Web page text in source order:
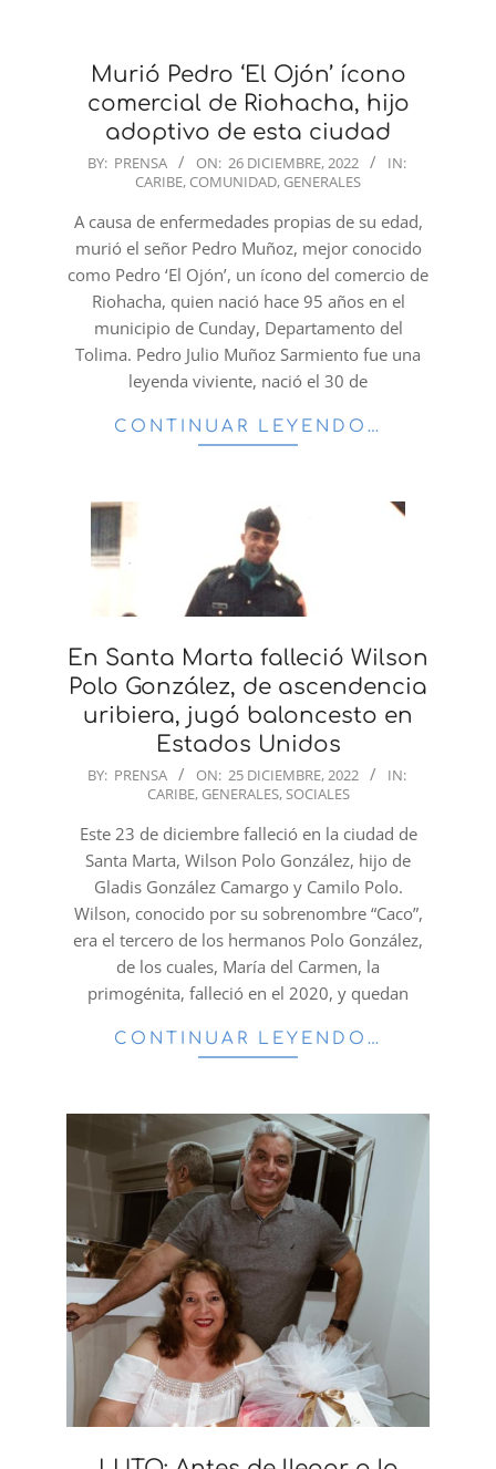
Murió Pedro ‘El Ojón’ ícono
comercial de Riohacha, hijo
adoptivo de esta ciudad
2022-
26
BY: PRENSA ON: 26 DICIEMBRE, 2022
IN:
CARIBE, COMUNIDAD, GENERALES
A causa de enfermedades propias de su edad,
murió el señor Pedro Muñoz, mejor conocido
como Pedro ‘El Ojón’, un ícono del comercio de
Riohacha, quien nació hace 95 años en el
municipio de Cunday, Departamento del
Tolima. Pedro Julio Muñoz Sarmiento fue una
leyenda viviente, nació el 30 de
CONTINUAR LEYENDO…
En Santa Marta falleció Wilson
Polo González, de ascendencia
uribiera, jugó baloncesto en
Estados Unidos
2022-
25
BY: PRENSA ON: 25 DICIEMBRE, 2022
IN:
CARIBE, GENERALES,SOCIALES
Este 23 de diciembre falleció en la ciudad de
Santa Marta, Wilson Polo González, hijo de
Gladis González Camargo y Camilo Polo.
Wilson, conocido por su sobrenombre “Caco”,
era el tercero de los hermanos Polo González,
de los cuales, María del Carmen, la
primogénita, falleció en el 2020, y quedan
CONTINUAR LEYENDO…